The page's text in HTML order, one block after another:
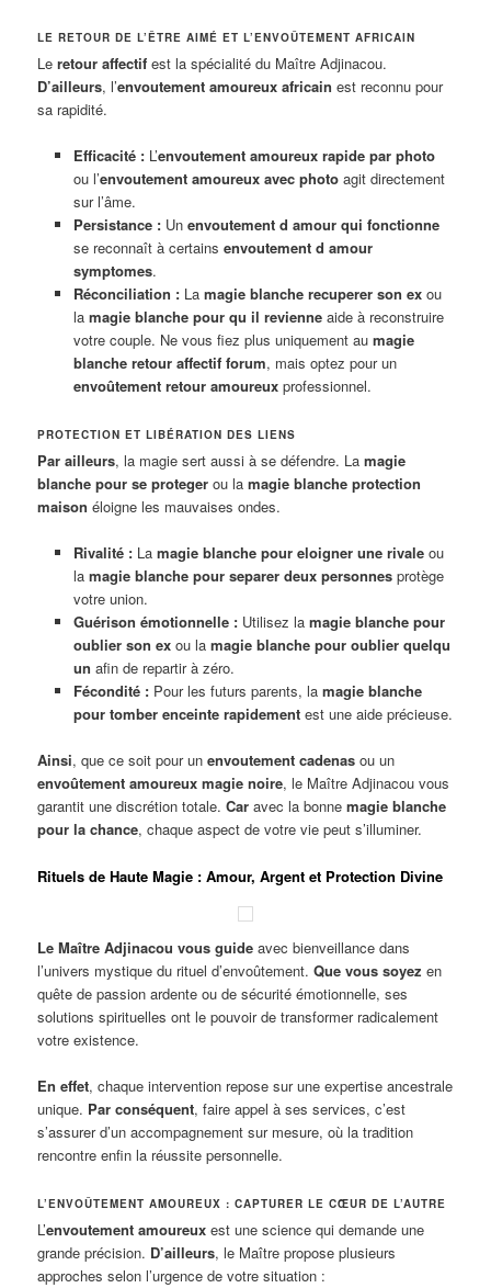
LE RETOUR DE L’ÊTRE AIMÉ ET L’ENVOÛTEMENT AFRICAIN
Leretour affectif est la spécialité du Maître Adjinacou.
D’ailleurs, l’envoutement amoureux africain est reconnu pour
sa rapidité.
Efficacité :L’envoutement amoureux rapide par photo
ou l’envoutement amoureux avec photoagit directement
sur l’âme.
Persistance :Un envoutement d amour qui fonctionne
se reconnaît à certains envoutement d amour
symptomes.
Réconciliation :La magie blanche recuperer son exou
la magie blanche pour qu il revienneaide à reconstruire
votre couple. Ne vous fiez plus uniquement au magie
blanche retour affectif forum, mais optez pour un
envoûtement retour amoureuxprofessionnel.
PROTECTION ET LIBÉRATION DES LIENS
Par ailleurs, la magie sert aussi à se défendre. Lamagie
blanche pour se proteger ou lamagie blanche protection
maison éloigne les mauvaises ondes.
Rivalité :La magie blanche pour eloigner une rivaleou
la magie blanche pour separer deux personnesprotège
votre union.
Guérison émotionnelle :Utilisez la magie blanche pour
oublier son exou la magie blanche pour oublier quelqu
un afin de repartir à zéro.
Fécondité :Pour les futurs parents, la magie blanche
pour tomber enceinte rapidementest une aide précieuse.
Ainsi, que ce soit pour unenvoutement cadenas ou un
envoûtement amoureux magie noire, le Maître Adjinacou vous
garantit une discrétion totale.Car avec la bonnemagie blanche
pour la chance, chaque aspect de votre vie peut s’illuminer.
Rituels de Haute Magie : Amour, Argent et Protection Divine
Le Maître Adjinacou vous guide avec bienveillance dans
l’univers mystique du rituel d’envoûtement.Que vous soyez en
quête de passion ardente ou de sécurité émotionnelle, ses
solutions spirituelles ont le pouvoir de transformer radicalement
votre existence.
En effet, chaque intervention repose sur une expertise ancestrale
unique. Par conséquent, faire appel à ses services, c’est
s’assurer d’un accompagnement sur mesure, où la tradition
rencontre enfin la réussite personnelle.
L’ENVOÛTEMENT AMOUREUX : CAPTURER LE CŒUR DE L’AUTRE
L’envoutement amoureux est une science qui demande une
grande précision. D’ailleurs, le Maître propose plusieurs
approches selon l’urgence de votre situation :